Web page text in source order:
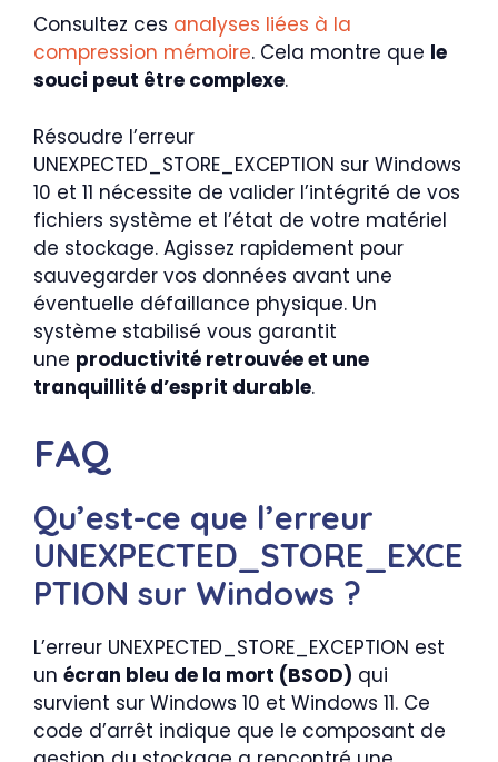
Consultez ces analyses liées à la
compression mémoire. Cela montre que le
souci peut être complexe.
Résoudre l’erreur
UNEXPECTED_STORE_EXCEPTION sur Windows
10 et 11 nécessite de valider l’intégrité de vos
fichiers système et l’état de votre matériel
de stockage. Agissez rapidement pour
sauvegarder vos données avant une
éventuelle défaillance physique. Un
système stabilisé vous garantit
une productivité retrouvée et une
tranquillité d’esprit durable.
FAQ
Qu’est-ce que l’erreur
UNEXPECTED_STORE_EXCE
PTION sur Windows ?
L’erreur UNEXPECTED_STORE_EXCEPTION est
un écran bleu de la mort (BSOD) qui
survient sur Windows 10 et Windows 11. Ce
code d’arrêt indique que le composant de